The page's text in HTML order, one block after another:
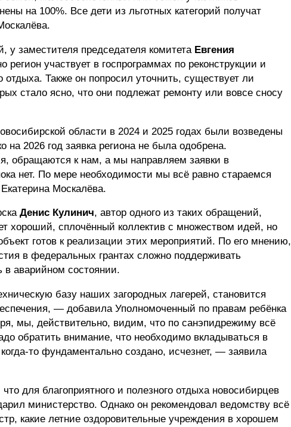
на 100%. Все дети из льготных категорий получат
у заместителя председателя комитета Евгения
регион участвует в госпрограммах по реконструкции и
отдыха. Также он попросил уточнить, существует ли
стало ясно, что они подлежат ремонту или вовсе сносу
области в 2024 и 2025 годах были возведены
2026 год заявка региона не была одобрена.
обращаются к нам, а мы направляем заявки в
нет. По мере необходимости мы всё равно стараемся
Москалёва.
Денис Кулинич, автор одного из таких обращений,
хороший, сплочённый коллектив с множеством идей, но
готов к реализации этих мероприятий. По его мнению,
в федеральных грантах сложно поддерживать
в аварийном состоянии.
базу наших загородных лагерей, становится
— добавила Уполномоченный по правам ребёнка
мы, действительно, видим, что по санэпидрежиму всё
обратить внимание, что необходимо вкладываться в
то фундаментально создано, исчезнет, — заявила
для благоприятного и полезного отдыха новосибирцев
министерство. Однако он рекомендовал ведомству всё
какие летние оздоровительные учреждения в хорошем